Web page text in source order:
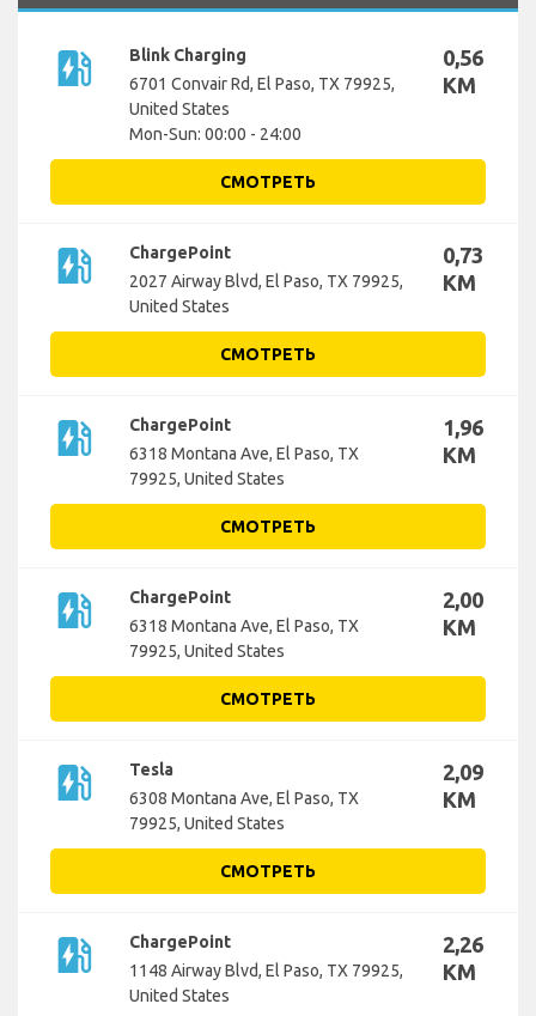
ev_station
Blink Charging
6701 Convair Rd, El Paso, TX 79925,
United States
Mon-Sun: 00:00 - 24:00
0,56
KM
СМОТРЕТЬ
ev_station
ChargePoint
2027 Airway Blvd, El Paso, TX 79925,
United States
0,73
KM
СМОТРЕТЬ
ev_station
ChargePoint
6318 Montana Ave, El Paso, TX
79925, United States
1,96
KM
СМОТРЕТЬ
ev_station
ChargePoint
6318 Montana Ave, El Paso, TX
79925, United States
2,00
KM
СМОТРЕТЬ
ev_station
Tesla
6308 Montana Ave, El Paso, TX
79925, United States
2,09
KM
СМОТРЕТЬ
ev_station
ChargePoint
1148 Airway Blvd, El Paso, TX 79925,
United States
2,26
KM